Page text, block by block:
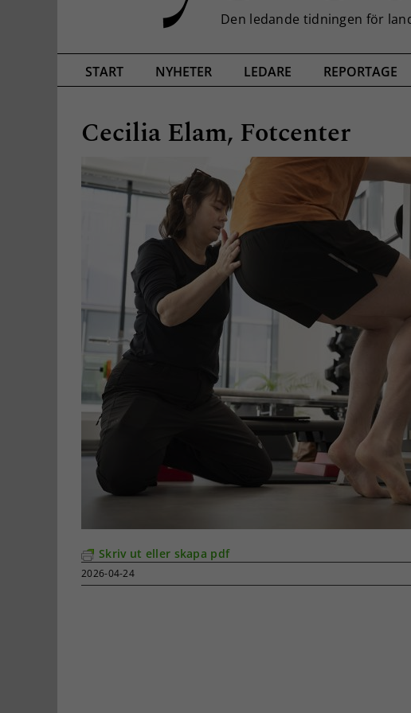
START NYHETER LEDARE REPORTAGE
Cecilia Elam, Fotcenter
Skriv ut eller skapa pdf
2026-04-24